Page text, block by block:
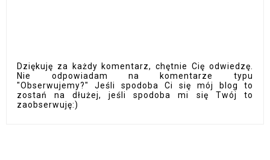
Dziękuję za każdy komentarz, chętnie Cię odwiedzę.
Nie odpowiadam na komentarze typu
"Obserwujemy?" Jeśli spodoba Ci się mój blog to
zostań na dłużej, jeśli spodoba mi się Twój to
zaobserwuję:)